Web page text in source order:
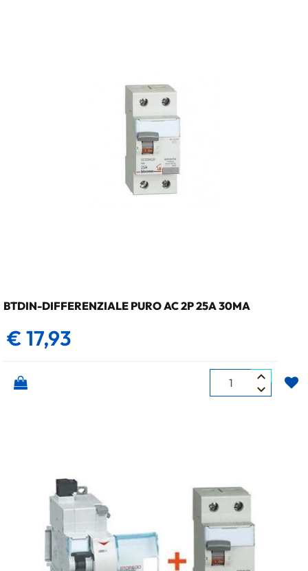
BTDIN-DIFFERENZIALE PURO AC 2P 25A 30MA
€ 17,93
Quantità